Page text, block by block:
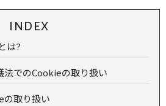
INDEX
は?
法でのCookieの取り扱い
の取り扱い